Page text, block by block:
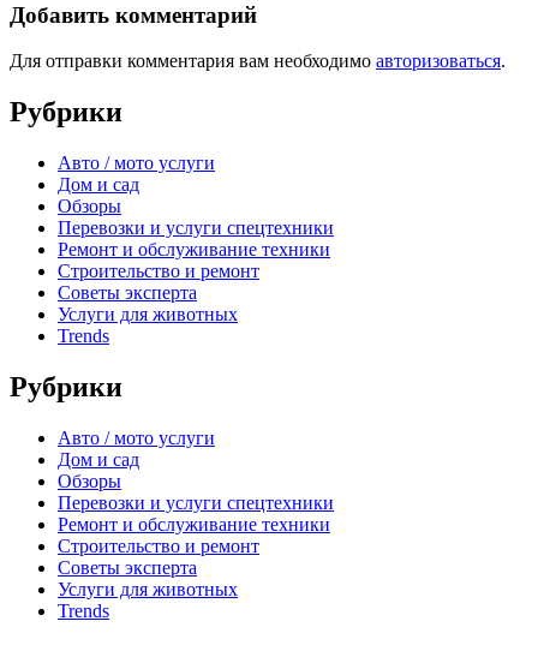
Добавить комментарий
Для отправки комментария вам необходимо авторизоваться.
Рубрики
Авто / мото услуги
Дом и сад
Обзоры
Перевозки и услуги спецтехники
Ремонт и обслуживание техники
Строительство и ремонт
Советы эксперта
Услуги для животных
Trends
Рубрики
Авто / мото услуги
Дом и сад
Обзоры
Перевозки и услуги спецтехники
Ремонт и обслуживание техники
Строительство и ремонт
Советы эксперта
Услуги для животных
Trends